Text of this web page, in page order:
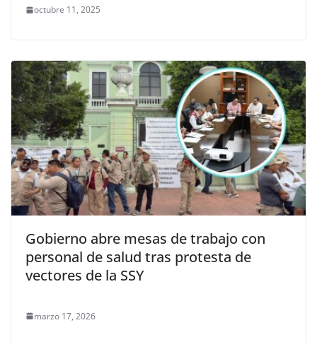
octubre 11, 2025
Gobierno abre mesas de trabajo con
personal de salud tras protesta de
vectores de la SSY
marzo 17, 2026